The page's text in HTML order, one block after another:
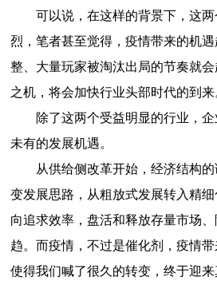
可以说，在这样的背景下，这
烈，笔者甚至觉得，疫情带来的机
整、大量玩家被淘汰出局的节奏就
之机，将会加快行业头部时代的到来
除了这两个受益明显的行业，
未有的发展机遇。
从供给侧改革开始，经济结构
变发展思路，从粗放式发展转入精
向追求效率，盘活和释放存量市场
趋。而疫情，不过是催化剂，疫情带
使得我们喊了很久的转变，终于迎